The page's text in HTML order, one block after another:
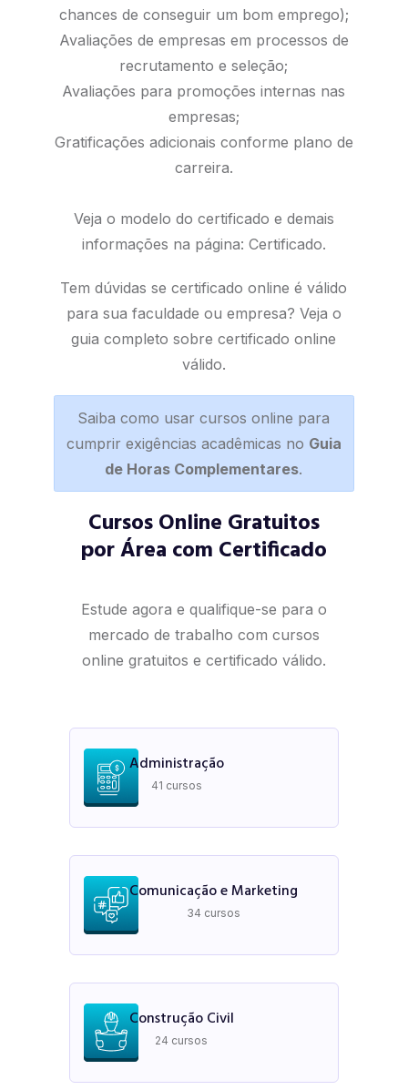
chances de conseguir um bom emprego);
Avaliações de empresas em processos de
recrutamento e seleção;
Avaliações para promoções internas nas
empresas;
Gratificações adicionais conforme plano de
carreira.
Veja o modelo do certificado e demais
informações na página: Certificado.
Tem dúvidas se certificado online é válido
para sua faculdade ou empresa? Veja o
guia completo sobre certificado online
válido.
Saiba como usar cursos online para
cumprir exigências acadêmicas no Guia
de Horas Complementares.
Cursos Online Gratuitos
por Área com Certificado
Estude agora e qualifique-se para o
mercado de trabalho com cursos
online gratuitos e certificado válido.
Administração
41 cursos
Comunicação e Marketing
34 cursos
Construção Civil
24 cursos